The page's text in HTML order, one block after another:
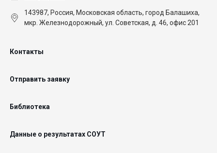
143987, Россия, Московская область, город Балашиха,
мкр. Железнодорожный, ул. Советская, д. 46, офис 201
Контакты
Отправить заявку
Библиотека
Данные о результатах СОУТ